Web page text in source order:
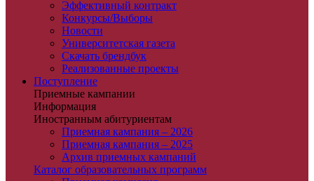
Эффективный контракт
Конкурсы/Выборы
Новости
Университетская газета
Скачать брендбук
Реализованные проекты
Поступление
Приемные кампании
Информация
Иностранным абитуриентам
Приемная кампания – 2026
Приемная кампания – 2025
Архив приемных кампаний
Каталог образовательных программ